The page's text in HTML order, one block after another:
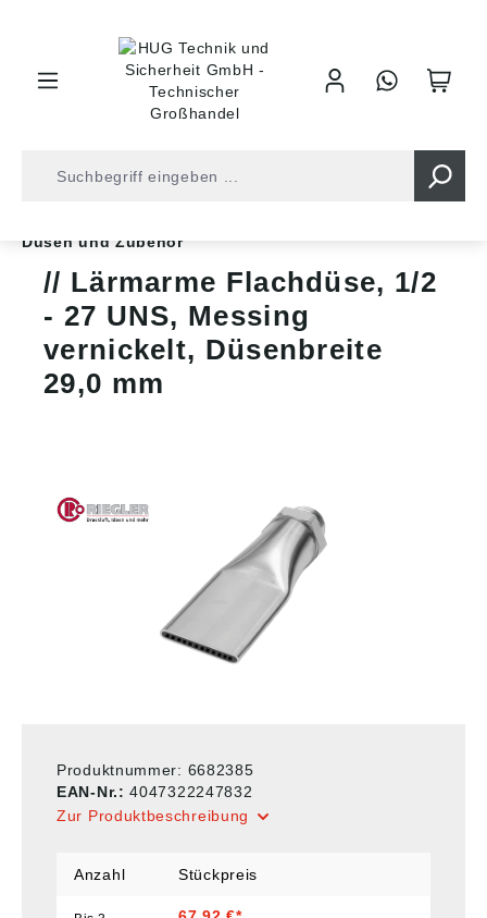
Düsen und Zubehör
Lärmarme Flachdüse, 1/2
- 27 UNS, Messing
vernickelt, Düsenbreite
29,0 mm
Produktnummer: 6682385
EAN-Nr.:4047322247832
Zur Produktbeschreibung
Anzahl Stückpreis